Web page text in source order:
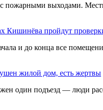
с пожарными выходами.
Кишинёва пройдут
и до конца все
жилой дом, есть жертвы
один подъезд — люди